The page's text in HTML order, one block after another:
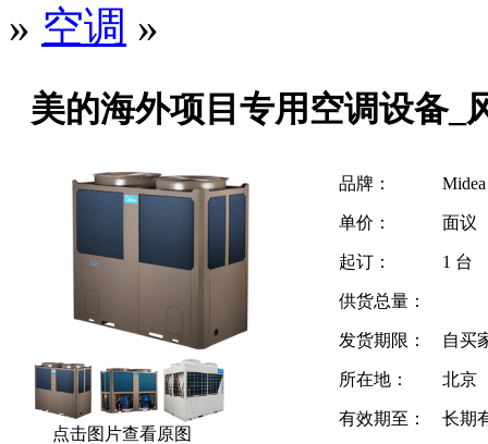
» 空调 »
美的海外项目专用空调设备_
点击图片查看原图
品牌： Midea
单价： 面议
起订： 1 台
供货总量：
发货期限： 自买
所在地： 北京
有效期至： 长期